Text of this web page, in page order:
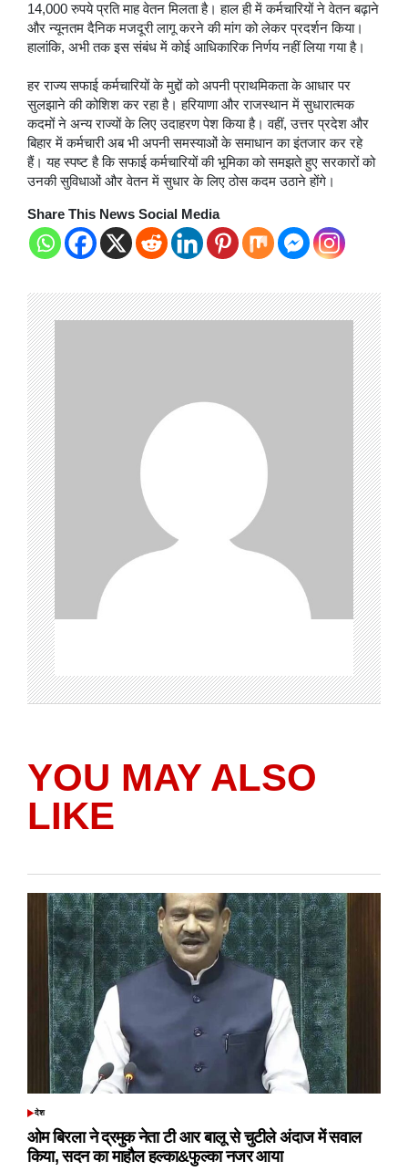
14,000 रुपये प्रति माह वेतन मिलता है। हाल ही में कर्मचारियों ने वेतन बढ़ाने
और न्यूनतम दैनिक मजदूरी लागू करने की मांग को लेकर प्रदर्शन किया।
हालांकि, अभी तक इस संबंध में कोई आधिकारिक निर्णय नहीं लिया गया है।
हर राज्य सफाई कर्मचारियों के मुद्दों को अपनी प्राथमिकता के आधार पर
सुलझाने की कोशिश कर रहा है। हरियाणा और राजस्थान में सुधारात्मक
कदमों ने अन्य राज्यों के लिए उदाहरण पेश किया है। वहीं, उत्तर प्रदेश और
बिहार में कर्मचारी अब भी अपनी समस्याओं के समाधान का इंतजार कर रहे
हैं। यह स्पष्ट है कि सफाई कर्मचारियों की भूमिका को समझते हुए सरकारों को
उनकी सुविधाओं और वेतन में सुधार के लिए ठोस कदम उठाने होंगे।
Share This News Social Media
YOU MAY ALSO
LIKE
POSTED
देश
ओम बिरला ने द्रमुक नेता टी आर बालू से चुटीले अंदाज में सवाल
किया, सदन का माहौल हल्का&फुल्का नजर आया